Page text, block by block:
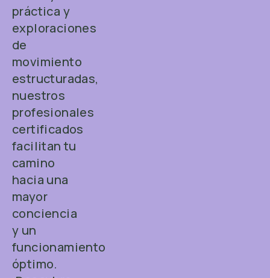
práctica y
exploraciones
de
movimiento
estructuradas,
nuestros
profesionales
certificados
facilitan tu
camino
hacia una
mayor
conciencia
y un
funcionamiento
óptimo.